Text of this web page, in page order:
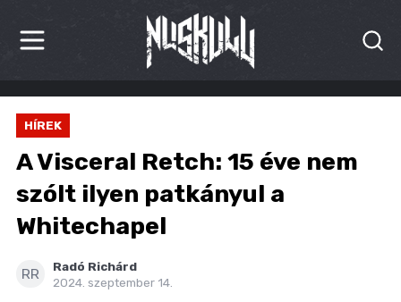
HÍREK
KRITIKÁK
BESZÁMOLÓK
INTERJÚK
PREMIEREK
HÍREK
A Visceral Retch: 15 éve nem
szólt ilyen patkányul a
Whitechapel
RR
Radó Richárd
2024. szeptember 14.